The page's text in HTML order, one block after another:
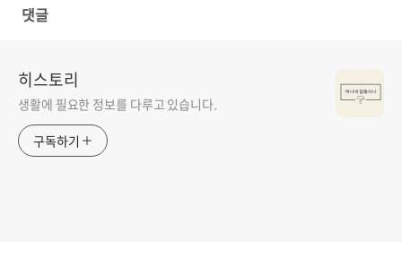
댓글
히스토리
생활에 필요한 정보를 다루고 있습니다.
구독하기